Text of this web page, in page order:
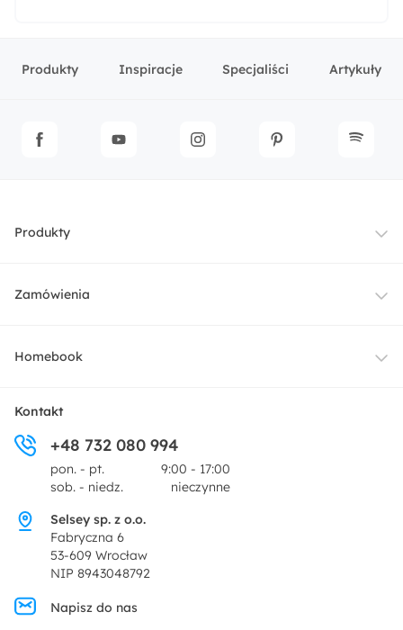
Produkty Inspiracje Specjaliści Artykuły
Produkty
Meble
Dekoracje i akcesoria
Promocje
Zamówienia
Dostawa
Zwroty
Pytania i odpowiedzi
Homebook
O nas
Centrum prasowe
Regulamin
Polityka prywatności
Kontakt
+48 732 080 994
pon. - pt.
9:00 - 17:00
sob. - niedz.
nieczynne
Selsey sp. z o.o.
Fabryczna 6
53-609 Wrocław
NIP 8943048792
Napisz do nas